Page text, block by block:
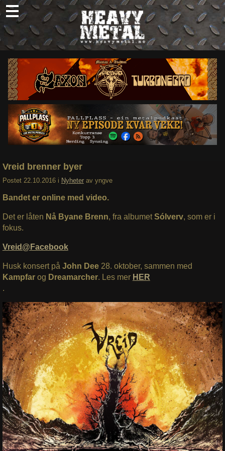
Skip
to
content
Nyheter
Omtaler
Intervjuer
Om oss
Abonner
Søk
Vreid brenner byer
Postet 22.10.2016 i Nyheter av yngve
Bandet er online med video.
Det er låten Nå Byane Brenn, fra albumetSólverv, som er i
fokus.
Vreid@Facebook
Husk konsert på John Dee 28. oktober, sammen med
Kampfarog Dreamarcher. Les mer HER
.